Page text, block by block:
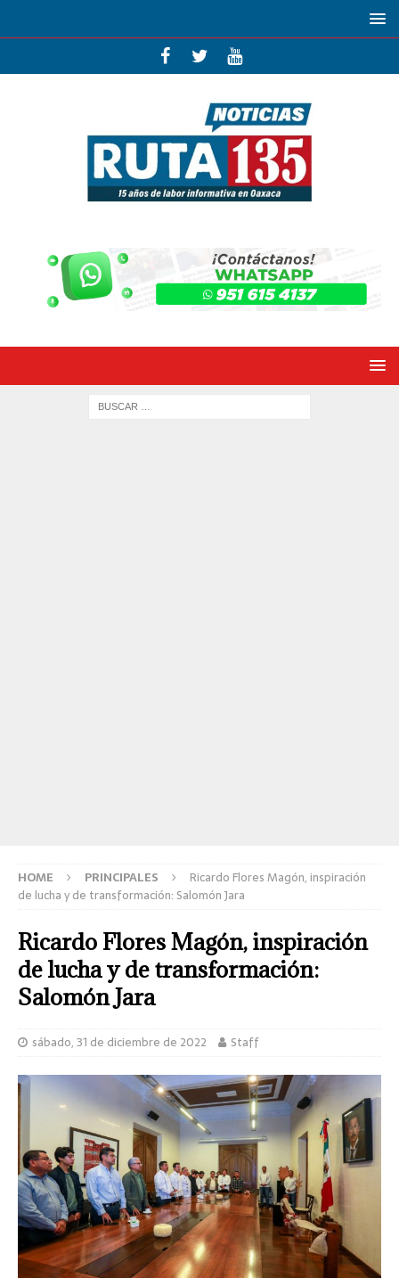
HOME PRINCIPALES
Ricardo Flores Magón, inspiración
de lucha y de transformación: Salomón Jara
Ricardo Flores Magón, inspiración
de lucha y de transformación:
Salomón Jara
sábado, 31 de diciembre de 2022 Staff